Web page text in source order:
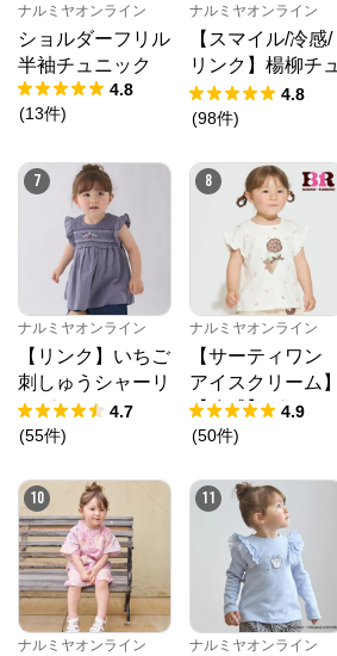
ナルミヤオンライン
ショルダーフリル
半袖チュニック
4.8
(13件)
ナルミヤオンライン
【スマイル/冷感/
リンク】楊柳チュ
ニック
4.8
(98件)
7
ナルミヤオンライン
【リンク】いちご
刺しゅうシャーリ
ングチュニック
4.7
(55件)
8
ナルミヤオンライン
【サーティワン
アイスクリーム】
【冷感】グラフィ
ック半袖Tシャツ
4.9
(50件)
10
ナルミヤオンライン
11
ナルミヤオンライン